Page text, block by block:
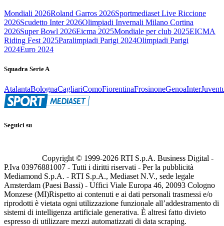
Mondiali 2026Roland Garros 2026Sportmediaset Live Riccione
2026Scudetto Inter 2026Olimpiadi Invernali Milano Cortina
2026Super Bowl 2026Eicma 2025Mondiale per club 2025EICMA
Riding Fest 2025Paralimpiadi Parigi 2024Olimpiadi Parigi
2024Euro 2024
Squadra Serie A
AtalantaBolognaCagliariComoFiorentinaFrosinoneGenoaInter
Seguici su
Copyright © 1999-2026 RTI S.p.A. Business Digital -
P.Iva 03976881007 - Tutti i diritti riservati - Per la pubblicità
Mediamond S.p.A. - RTI S.p.A., Mediaset N.V., sede legale
Amsterdam (Paesi Bassi) - Uffici Viale Europa 46, 20093 Cologno
Monzese (MI)Rispetto ai contenuti e ai dati personali trasmessi e/o
riprodotti è vietata ogni utilizzazione funzionale all’addestramento di
sistemi di intelligenza artificiale generativa. È altresì fatto divieto
espresso di utilizzare mezzi automatizzati di data scraping.